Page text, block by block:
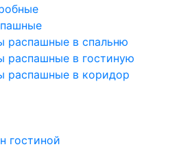
распашные в спальню
распашные в гостиную
распашные в коридор
гостиной